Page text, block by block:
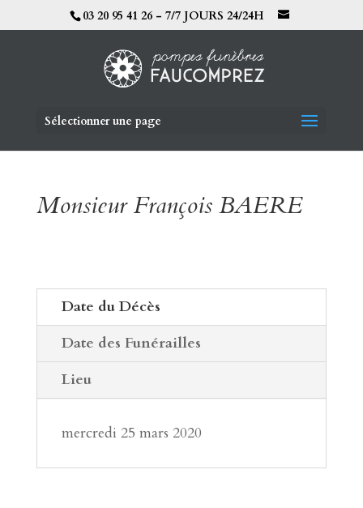
03 20 95 41 26 - 7/7 JOURS 24/24H
Sélectionner une page
Monsieur François BAERE
Date du Décès
Date des Funérailles
Lieu
mercredi 25 mars 2020